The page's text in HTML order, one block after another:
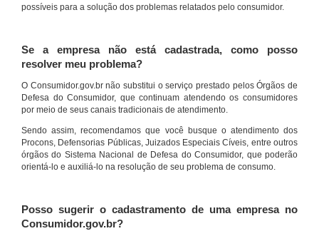
possíveis para a solução dos problemas relatados pelo consumidor.
Se a empresa não está cadastrada, como posso
resolver meu problema?
O Consumidor.gov.br não substitui o serviço prestado pelos Órgãos de
Defesa do Consumidor, que continuam atendendo os consumidores
por meio de seus canais tradicionais de atendimento.
Sendo assim, recomendamos que você busque o atendimento dos
Procons, Defensorias Públicas, Juizados Especiais Cíveis, entre outros
órgãos do Sistema Nacional de Defesa do Consumidor, que poderão
orientá-lo e auxiliá-lo na resolução de seu problema de consumo.
Posso sugerir o cadastramento de uma empresa no
Consumidor.gov.br?